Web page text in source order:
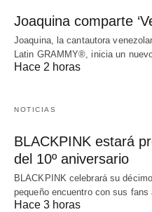
Joaquina comparte
Joaquina, la cantautora
Latin GRAMMY®, inicia un
Hace 2 horas
NOTICIAS
BLACKPINK estará
del 10º aniversario
BLACKPINK celebrará su
pequeño encuentro con sus
Hace 3 horas